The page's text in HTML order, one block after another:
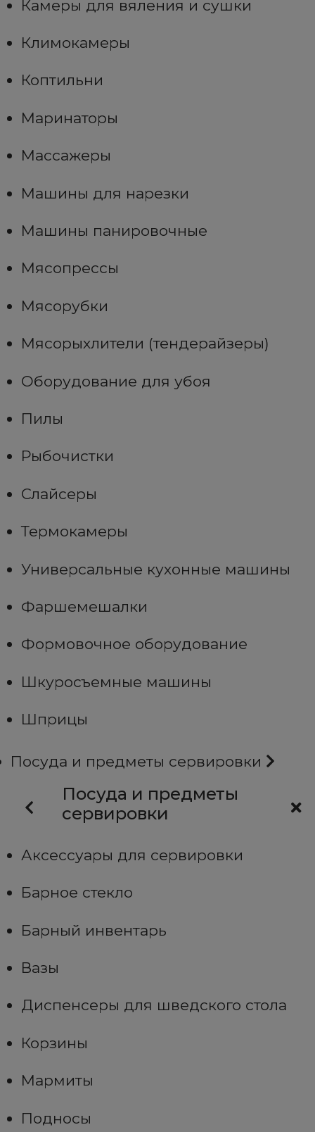
Камеры для вяления и сушки
Климокамеры
Коптильни
Маринаторы
Массажеры
Машины для нарезки
Машины панировочные
Мясопрессы
Мясорубки
Мясорыхлители (тендерайзеры)
Оборудование для убоя
Пилы
Рыбочистки
Слайсеры
Термокамеры
Универсальные кухонные машины
Фаршемешалки
Формовочное оборудование
Шкуросъемные машины
Шприцы
Посуда и предметы сервировки
Посуда и предметы
сервировки
Аксессуары для сервировки
Барное стекло
Барный инвентарь
Вазы
Диспенсеры для шведского стола
Корзины
Мармиты
Подносы